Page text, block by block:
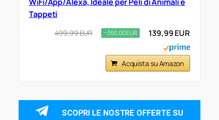
Tappeti
499,99 EUR −360,00 EUR 139,99 EUR
Acquista su Amazon
SCOPRI LE NOSTRE OFFERTE SU